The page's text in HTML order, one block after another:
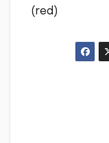
(red)